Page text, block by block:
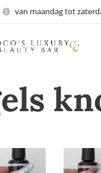
van maandag tot